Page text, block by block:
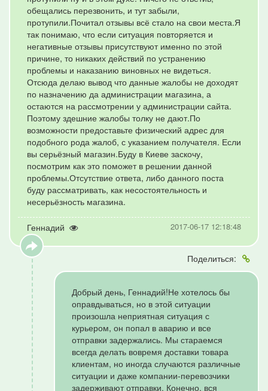
обещались перезвонить, и тут забыли,
протупили.Почитал отзывы всё стало на свои места.Я
так понимаю, что если ситуация повторяется и
негативные отзывы присутствуют именно по этой
причине, то никаких действий по устранению
проблемы и наказанию виновных не видеться.
Отсюда делаю вывод что данные жалобы не доходят
по назначению да администрации магазина, а
остаются на рассмотрении у администрации сайта.
Поэтому здешние жалобы толку не дают.По
возможности предоставьте физический адрес для
подобного рода жалоб, с указанием получателя. Если
вы серьёзный магазин.Буду в Киеве заскочу,
посмотрим как это поможет в решении данной
проблемы.Отсутствие ответа, либо данного поста
буду рассматривать, как несостоятельность и
несерьёзность магазина.
Геннадий 2017-06-17 12:18:48
Поделиться:
Добрый день, Геннадий!Не хотелось бы
оправдываться, но в этой ситуации
произошла неприятная ситуация с
курьером, он попал в аварию и все
отправки задержались. Мы стараемся
всегда делать вовремя доставки товара
клиентам, но иногда случаются различные
ситуации и даже компании-перевозчики
задерживают отправки. Конечно, вся